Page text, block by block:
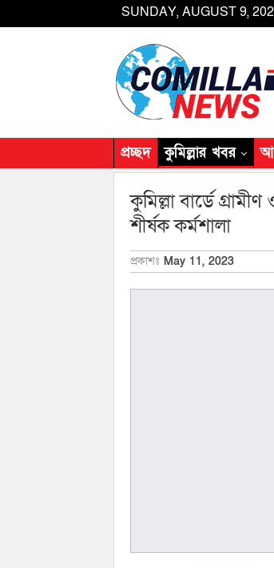
SUNDAY, AUGUST 9,
প্রচ্ছদ কুমিল্লার খবর
কুমিল্লা বার্ডে
শীর্ষক কর্মশালা
প্রকাশঃ May 11, 2023